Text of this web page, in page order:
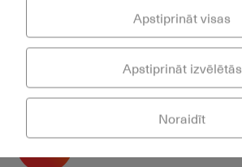
Noraidīt
Apstiprināt izvēlētās
Apstiprināt visas